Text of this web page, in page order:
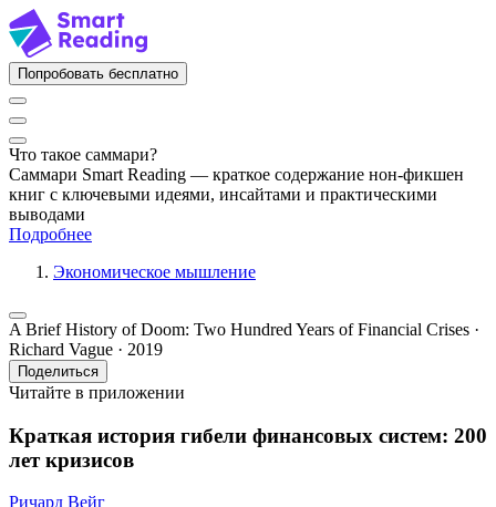
Попробовать бесплатно
Что такое саммари?
Саммари Smart Reading — краткое содержание нон-фикшен
книг с ключевыми идеями, инсайтами и практическими
выводами
Подробнее
Экономическое мышление
A Brief History of Doom: Two Hundred Years of Financial Crises ·
Richard Vague · 2019
Поделиться
Читайте в приложении
Краткая история гибели финансовых систем: 200
лет кризисов
Ричард Вейг